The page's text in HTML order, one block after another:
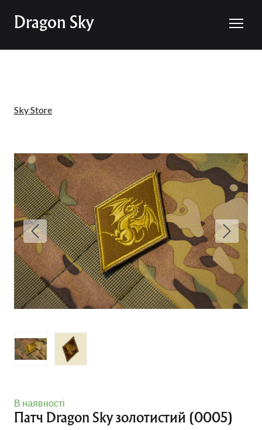
Dragon Sky
Sky Store
В наявності
Патч Dragon Sky золотистий (0005)